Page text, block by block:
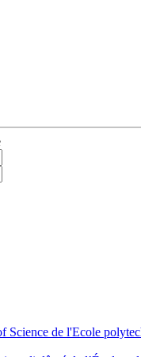
Science de l'Ecole